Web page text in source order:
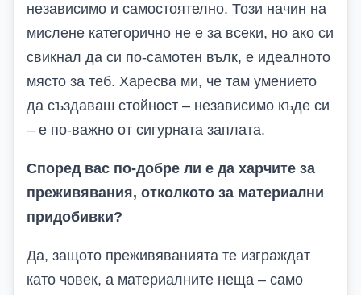
независимо и самостоятелно. Този начин на
мислене категорично не е за всеки, но ако си
свикнал да си по-самотен вълк, е идеалното
място за теб. Харесва ми, че там умението
да създаваш стойност – независимо къде си
– е по-важно от сигурната заплата.
Според вас по-добре ли е да харчите за
преживявания, отколкото за материални
придобивки?
Да, защото преживяванията те изграждат
като човек, а материалните неща – само